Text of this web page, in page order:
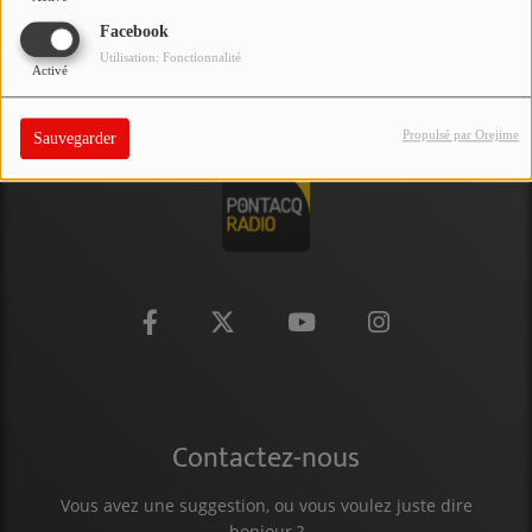
Facebook
Activé
Utilisation: Fonctionnalité
Sauvegarder Propulsé par Orejime
PARTICIPEZ
JEUX CONCOURS
RECRUTEMENT
VENEZ DANS LE PUBLIC !
Contactez-nous
Vous avez une suggestion, ou vous voulez juste dire